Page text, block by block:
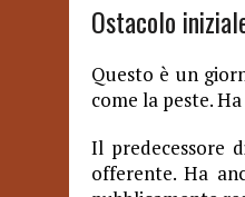
Ostacolo
Questo è un
come la peste.
Il predecessore
offerente. Ha